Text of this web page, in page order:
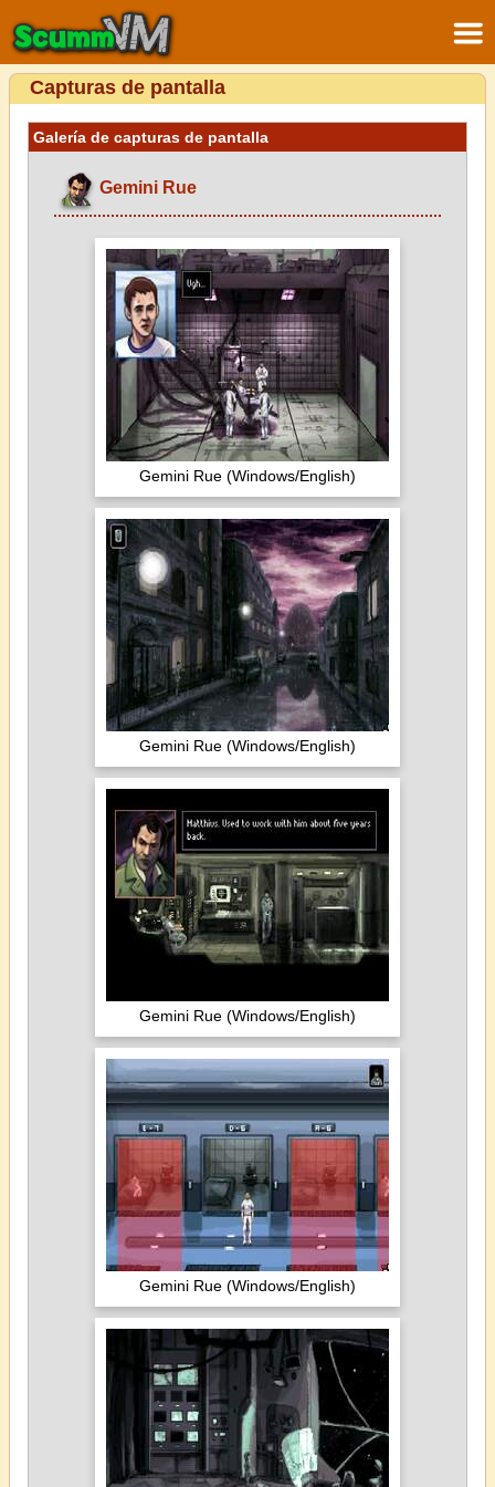
Capturas de pantalla
Galería de capturas de pantalla
Gemini Rue
Gemini Rue (Windows/English)
Gemini Rue (Windows/English)
Gemini Rue (Windows/English)
Gemini Rue (Windows/English)